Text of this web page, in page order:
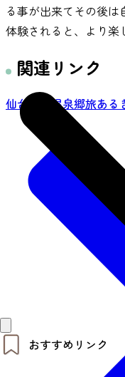
おすすめリンク
る事が出来てその後は
体験されると、より楽
関連リンク
仙台秋保温泉郷旅ある